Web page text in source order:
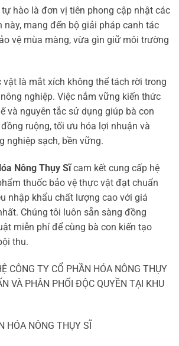
tự hào là đơn vị tiên phong cập nhật các
này, mang đến bộ giải pháp canh tác
vệ mùa màng, vừa gìn giữ môi trường
là mắt xích không thể tách rời trong
nghiệp. Việc nắm vững kiến thức
và nguyên tắc sử dụng giúp bà con
ruộng, tối ưu hóa lợi nhuận và
nghiệp sạch, bền vững.
Nông Thụy Sĩcam kết cung cấp hệ
thuốc bảo vệ thực vật đạt chuẩn
nhập khẩu chất lượng cao với giá
Chúng tôi luôn sẵn sàng đồng
miễn phí để cùng bà con kiến tạo
thu.
CÔNG TY CỔ PHẦN HÓA NÔNG THỤY
VÀ PHÂN PHỐI ĐỘC QUYỀN TẠI KHU
HÓA NÔNG THỤY SĨ